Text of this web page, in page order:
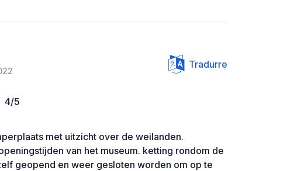
Tradurre
4/5
met uitzicht over de weilanden.
van het museum. ketting rondom de
geopend en weer gesloten worden om op te